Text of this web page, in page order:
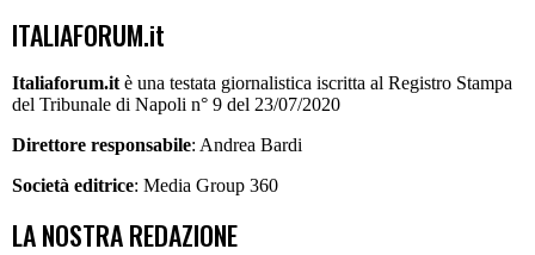
ITALIAFORUM.it
Italiaforum.it è una testata giornalistica iscritta al Registro Stampa
del Tribunale di Napoli n° 9 del 23/07/2020
Direttore responsabile: Andrea Bardi
Società editrice: Media Group 360
LA NOSTRA REDAZIONE